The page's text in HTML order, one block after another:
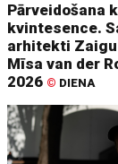
Pārveidošana
kvintesence.
arhitekti
Mīsa van der
2026 © DIENA